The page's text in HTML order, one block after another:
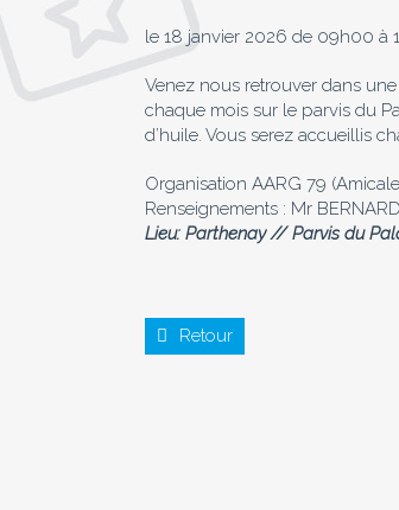
le 18 janvier 2026 de 09h00 à
Venez nous retrouver dans
chaque mois sur le parvis du
d’huile. Vous serez accueillis
Organisation AARG 79
Renseignements : Mr
Lieu: Parthenay // Parvis du
Retour